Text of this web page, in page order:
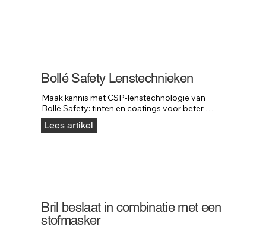
Bollé Safety Lenstechnieken
Maak kennis met CSP-lenstechnologie van
Bollé Safety: tinten en coatings voor beter
contrast, minder schittering en meer comfort.
Lees artikel
Bril beslaat in combinatie met een
stofmasker